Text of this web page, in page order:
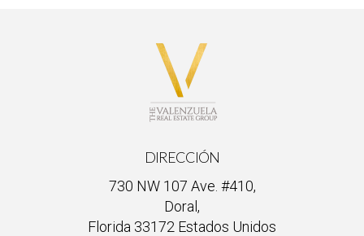
DIRECCIÓN
730 NW 107 Ave. #410,
Doral,
Florida 33172 Estados Unidos